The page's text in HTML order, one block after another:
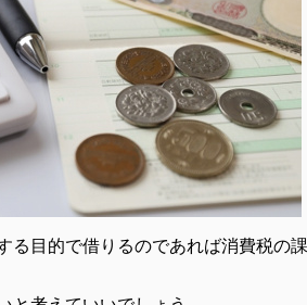
る目的で借りるのであれば消費税の